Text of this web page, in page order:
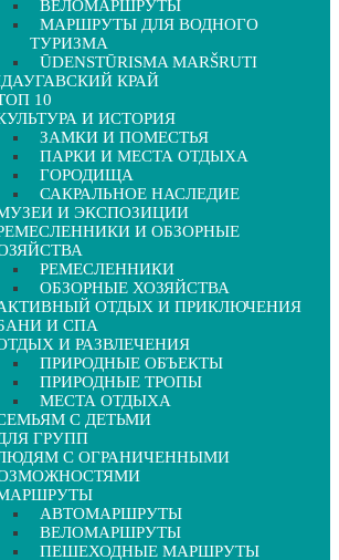
ВЕЛОМАРШРУТЫ
МАРШРУТЫ ДЛЯ ВОДНОГО
ТУРИЗМА
ŪDENSTŪRISMA MARŠRUTI
КРАЙ
10
И ИСТОРИЯ
ЗАМКИ И ПОМЕСТЬЯ
ПАРКИ И МЕСТА ОТДЫХА
ГОРОДИЩА
САКРАЛЬНОЕ НАСЛЕДИЕ
И ЭКСПОЗИЦИИ
И ОБЗОРНЫЕ
РЕМЕСЛЕННИКИ
ОБЗОРНЫЕ ХОЗЯЙСТВА
ОТДЫХ И ПРИКЛЮЧЕНИЯ
И СПА
И РАЗВЛЕЧЕНИЯ
ПРИРОДНЫЕ ОБЪЕКТЫ
ПРИРОДНЫЕ ТРОПЫ
МЕСТА ОТДЫХА
С ДЕТЬМИ
ГРУПП
С ОГРАНИЧЕННЫМИ
АВТОМАРШРУТЫ
ВЕЛОМАРШРУТЫ
ПЕШЕХОДНЫЕ МАРШРУТЫ